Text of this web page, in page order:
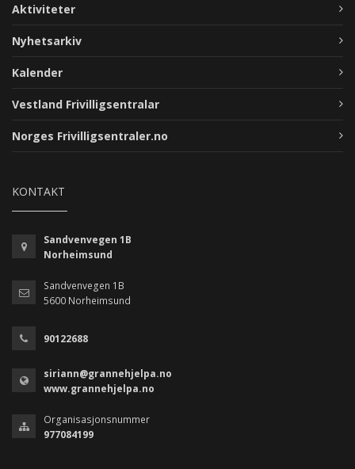
Aktiviteter
Nyhetsarkiv
Kalender
Vestland Frivilligsentralar
Norges Frivilligsentraler.no
KONTAKT
Sandvenvegen 1B
Norheimsund
Sandvenvegen 1B
5600 Norheimsund
90122688
siriann@grannehjelpa.no
www.grannehjelpa.no
Organisasjonsnummer
977084199